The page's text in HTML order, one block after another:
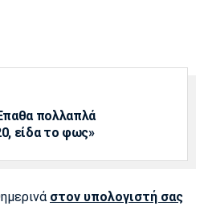
πολλαπλά
είδα το φως»
στον υπολογιστή σας